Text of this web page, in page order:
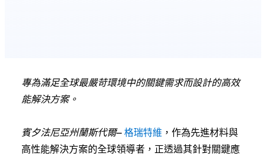
專為滿足全球最嚴苛環境中的關鍵需求而設計的高效
能解決方案。
賓夕法尼亞州蘭斯代爾– 格瑞特維 ，作為先進材料與
高性能解決方案的全球領導者，正透過其針對關鍵應